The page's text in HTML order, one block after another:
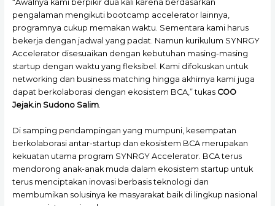
“Awalnya kami berpikir dua kali karena berdasarkan
pengalaman mengikuti bootcamp accelerator lainnya,
programnya cukup memakan waktu. Sementara kami harus
bekerja dengan jadwal yang padat. Namun kurikulum SYNRGY
Accelerator disesuaikan dengan kebutuhan masing-masing
startup dengan waktu yang fleksibel. Kami difokuskan untuk
networking dan business matching hingga akhirnya kami juga
dapat berkolaborasi dengan ekosistem BCA,” tukas COO
Jejak.in Sudono Salim.
Di samping pendampingan yang mumpuni, kesempatan
berkolaborasi antar-startup dan ekosistem BCA merupakan
kekuatan utama program SYNRGY Accelerator. BCA terus
mendorong anak-anak muda dalam ekosistem startup untuk
terus menciptakan inovasi berbasis teknologi dan
membumikan solusinya ke masyarakat baik di lingkup nasional